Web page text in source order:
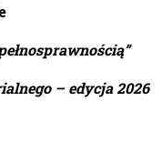
– edycja 2026